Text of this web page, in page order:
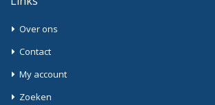
Over ons
Contact
My account
Zoeken